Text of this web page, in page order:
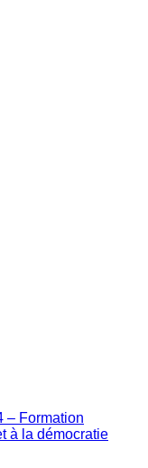
– Formation
à la démocratie